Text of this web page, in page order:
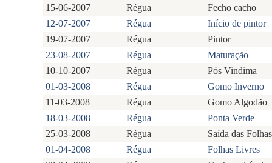
15-06-2007
Régua
Fecho cacho
12-07-2007
Régua
Início de pintor
19-07-2007
Régua
Pintor
23-08-2007
Régua
Maturação
10-10-2007
Régua
Pós Vindima
01-03-2008
Régua
Gomo Inverno
11-03-2008
Régua
Gomo Algodão
18-03-2008
Régua
Ponta Verde
25-03-2008
Régua
Saída das Folhas
01-04-2008
Régua
Folhas Livres